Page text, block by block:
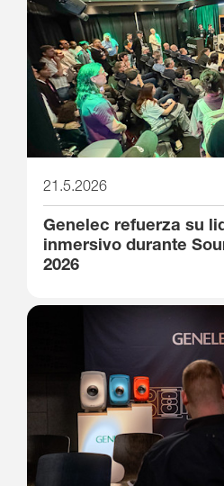
21.5.2026
Genelec refuerza su
inmersivo durante
2026